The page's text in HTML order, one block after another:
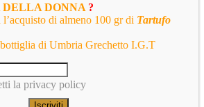
DELLA DONNA ?
di almeno 100 gr di Tartufo
di Umbria Grechetto I.G.T
la privacy policy